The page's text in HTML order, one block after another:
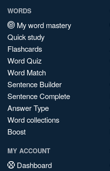
WORDS
My word mastery
Quick study
Flashcards
Word Quiz
Word Match
Sentence Builder
Sentence Complete
Answer Type
Word collections
Boost
MY ACCOUNT
Dashboard